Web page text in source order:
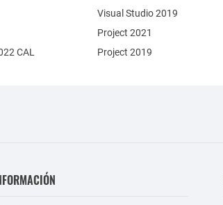
CAL
Visual Studio 2019
Project 2021
Project 2019